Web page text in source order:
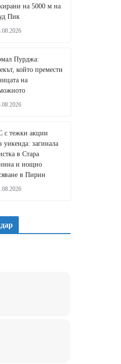
на 5000 м на
Пик
Пурджа:
който премести
на
с тежки акции
уикенда: загинала
в Стара
и нощно
в Пирин